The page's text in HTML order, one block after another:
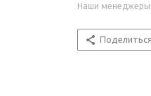
Наши менеджеры
Поделиться